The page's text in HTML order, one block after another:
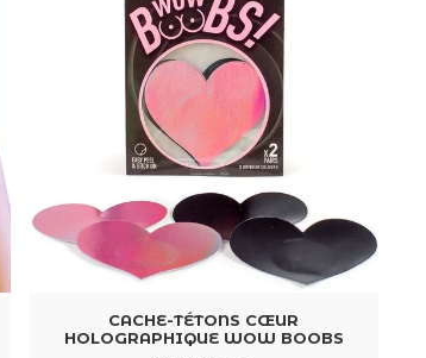
CACHE-TÉTONS CŒUR
HOLOGRAPHIQUE WOW BOOBS